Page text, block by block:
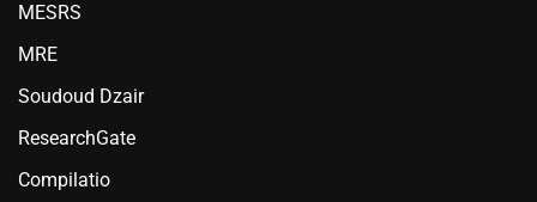
MESRS
MRE
Soudoud Dzair
ResearchGate
Compilatio